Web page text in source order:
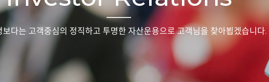
보다는 고객중심의 정직하고 투명한 자산운용으로 고객님을 찾아뵙겠습니다.